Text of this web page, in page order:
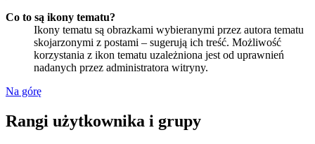
Co to są ikony tematu?
Ikony tematu są obrazkami wybieranymi przez autora tematu
skojarzonymi z postami – sugerują ich treść. Możliwość
korzystania z ikon tematu uzależniona jest od uprawnień
nadanych przez administratora witryny.
Na górę
Rangi użytkownika i grupy